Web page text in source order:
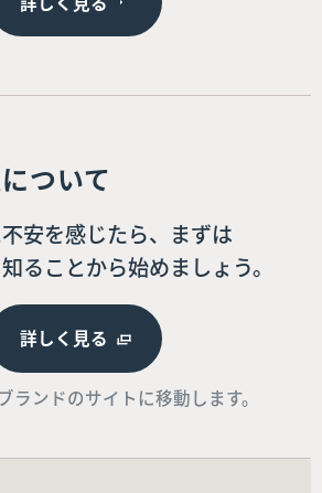
ついて
安を感じたら、まずは
ることから始めましょう。
詳しく見る
ンドのサイトに移動します。